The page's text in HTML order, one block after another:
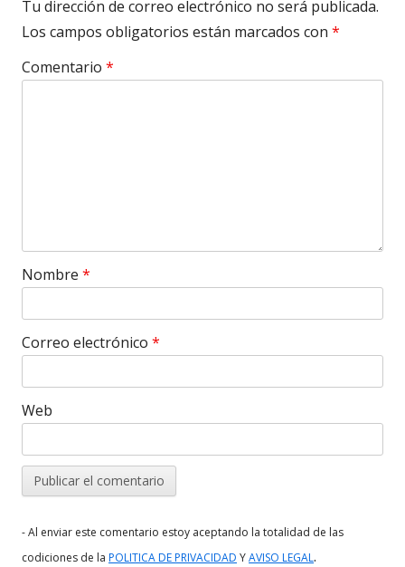
Tu dirección de correo electrónico no será publicada.
Los campos obligatorios están marcados con *
Comentario *
Nombre *
Correo electrónico *
Web
- Al enviar este comentario estoy aceptando la totalidad de las
codiciones de la POLITICA DE PRIVACIDAD YAVISO LEGAL.